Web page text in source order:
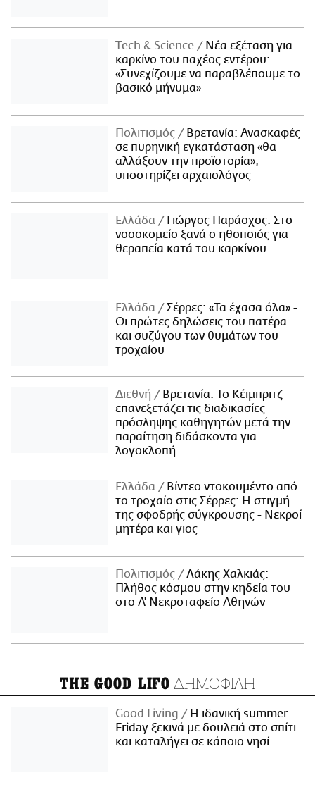
Τech & Science
Νέα εξέταση για
καρκίνο του παχέος εντέρου:
«Συνεχίζουμε να παραβλέπουμε το
βασικό μήνυμα»
Πολιτισμός
Βρετανία: Ανασκαφές
σε πυρηνική εγκατάσταση «θα
αλλάξουν την προϊστορία»,
υποστηρίζει αρχαιολόγος
Ελλάδα
Γιώργος Παράσχος: Στο
νοσοκομείο ξανά ο ηθοποιός για
θεραπεία κατά του καρκίνου
Ελλάδα
Σέρρες: «Τα έχασα όλα» -
Οι πρώτες δηλώσεις του πατέρα
και συζύγου των θυμάτων του
τροχαίου
Διεθνή
Βρετανία: Το Κέιμπριτζ
επανεξετάζει τις διαδικασίες
πρόσληψης καθηγητών μετά την
παραίτηση διδάσκοντα για
λογοκλοπή
Ελλάδα
Βίντεο ντοκουμέντο από
το τροχαίο στις Σέρρες: Η στιγμή
της σφοδρής σύγκρουσης - Νεκροί
μητέρα και γιος
Πολιτισμός
Λάκης Χαλκιάς:
Πλήθος κόσμου στην κηδεία του
στο Α' Νεκροταφείο Αθηνών
THE GOOD LIFO ΔΗΜΟΦΙΛΗ
Good Living
Η ιδανική summer
Friday ξεκινά με δουλειά στο σπίτι
και καταλήγει σε κάποιο νησί